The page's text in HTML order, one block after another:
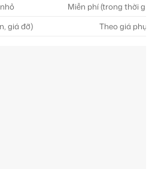
Miễn phí (trong thời
giá đỡ)
Theo giá phụ